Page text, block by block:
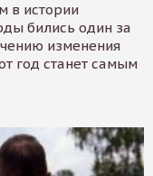
в истории
бились один за
изменения
год станет самым